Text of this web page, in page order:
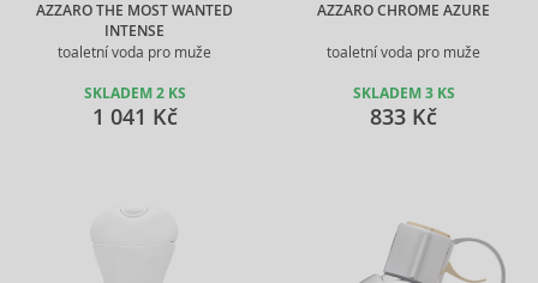
AZZARO THE MOST WANTED
INTENSE
toaletní voda pro muže
SKLADEM 2 KS
1 041 Kč
AZZARO CHROME AZURE
toaletní voda pro muže
SKLADEM 3 KS
833 Kč